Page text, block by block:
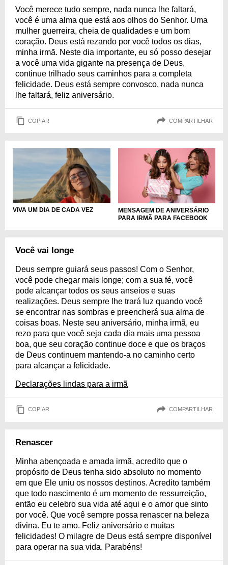
Você merece tudo sempre, nada nunca lhe faltará,
você é uma alma que está aos olhos do Senhor. Uma
mulher guerreira, cheia de qualidades e um bom
coração. Deus está rezando por você todos os dias,
minha irmã. Neste dia importante, eu só posso desejar
a você uma vida gigante na presença de Deus,
continue trilhado seus caminhos para a completa
felicidade. Deus está sempre convosco, nada nunca
lhe faltará, feliz aniversário.
COPIAR COMPARTILHAR
VIVA UM DIA DE CADA VEZ
MENSAGEM DE ANIVERSÁRIO
PARA IRMÃ PARA FACEBOOK
Você vai longe
Deus sempre guiará seus passos! Com o Senhor,
você pode chegar mais longe; com a sua fé, você
pode alcançar todos os seus anseios e suas
realizações. Deus sempre lhe trará luz quando você
se encontrar nas sombras e preencherá sua alma de
coisas boas. Neste seu aniversário, minha irmã, eu
rezo para que você seja cada dia mais uma pessoa
boa, que seu coração continue doce e que os braços
de Deus continuem mantendo-a no caminho certo
para alcançar a felicidade.
Declarações lindas para a irmã
COPIAR COMPARTILHAR
Renascer
Minha abençoada e amada irmã, acredito que o
propósito de Deus tenha sido absoluto no momento
em que Ele uniu os nossos destinos. Acredito também
que todo nascimento é um momento de ressurreição,
então eu celebro sua vida até aqui e o amor que sinto
por você. Que você sempre possa renascer na beleza
divina. Eu te amo. Feliz aniversário e muitas
felicidades! O milagre de Deus está sempre disponível
para operar na sua vida. Parabéns!